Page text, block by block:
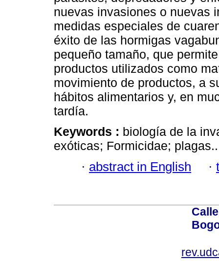
nuevas invasiones o nuevas
medidas especiales de
éxito de las hormigas
pequeño tamaño, que
productos utilizados como
movimiento de productos, a
hábitos alimentarios y, en
tardía.
Keywords : biología de la
exóticas; Formicidae; plagas..
· abstract in English ·